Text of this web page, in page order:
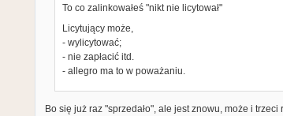
To co zalinkowałeś "nikt nie licytował"
Licytujący może,
- wylicytować;
- nie zapłacić itd.
- allegro ma to w poważaniu.
Bo się już raz "sprzedało", ale jest znowu, może i